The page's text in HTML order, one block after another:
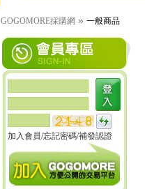
GOGOMORE採購網 » 一般商品
加入會員/忘記密碼/補發認證